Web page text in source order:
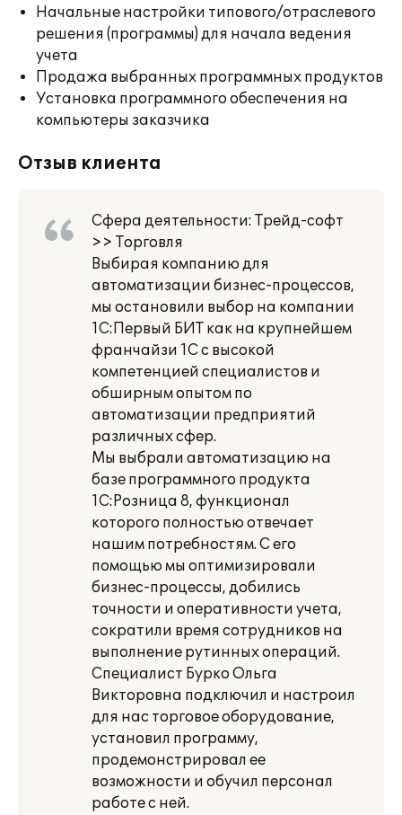
Начальные настройки типового/отраслевого
решения (программы) для начала ведения
учета
Продажа выбранных программных продуктов
Установка программного обеспечения на
компьютеры заказчика
Отзыв клиента
Сфера деятельности: Трейд-софт
>> Торговля
Выбирая компанию для
автоматизации бизнес-процессов,
мы остановили выбор на компании
1С:Первый БИТ как на крупнейшем
франчайзи 1С с высокой
компетенцией специалистов и
обширным опытом по
автоматизации предприятий
различных сфер.
Мы выбрали автоматизацию на
базе программного продукта
1С:Розница 8, функционал
которого полностью отвечает
нашим потребностям. С его
помощью мы оптимизировали
бизнес-процессы, добились
точности и оперативности учета,
сократили время сотрудников на
выполнение рутинных операций.
Специалист Бурко Ольга
Викторовна подключил и настроил
для нас торговое оборудование,
установил программу,
продемонстрировал ее
возможности и обучил персонал
работе с ней.